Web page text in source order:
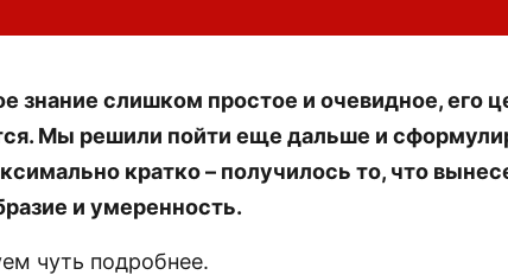
знание слишком простое и очевидное, его
Мы решили пойти еще дальше и
кратко – получилось то, что
и умеренность.
чуть подробнее.